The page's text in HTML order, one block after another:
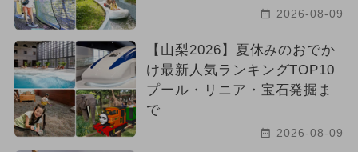
2026-08-09
【山梨2026】夏休みのおでか
け最新人気ランキングTOP10
プール・リニア・宝石発掘ま
で
2026-08-09